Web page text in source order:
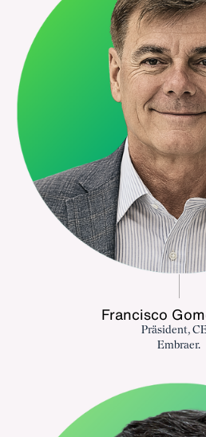
Francisco
Präsident,
Embraer.